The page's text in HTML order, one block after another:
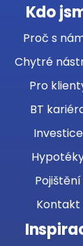
Kdo
Proč s
Chytré
Pro
BT
Investice
Pojištění
Kontakt